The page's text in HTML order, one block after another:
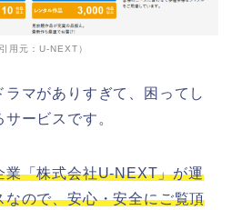
用元：U-NEXT）
マがありすぎて、困ってし
ービスです。
業「株式会社U-NEXT」が運
ので、安心・安全にご覧頂